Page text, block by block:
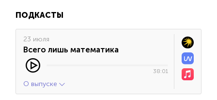
ПОДКАСТЫ
23 июля
Всего лишь математика
38:01
О выпуске